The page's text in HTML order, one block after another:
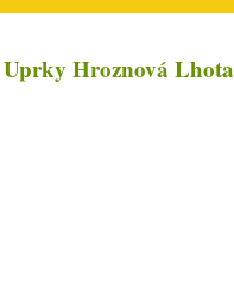
Hroznová Lhota